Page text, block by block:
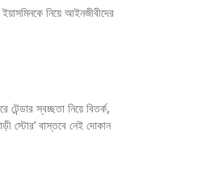
নিয়ে আইনজীবীদের
টেন্ডার স্বচ্ছতা নিয়ে বিতর্ক,
স্টোর’ বাস্তবে নেই দোকান